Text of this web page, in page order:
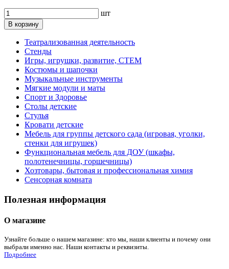
шт
В корзину
Театрализованная деятельность
Стенды
Игры, игрушки, развитие, СТЕМ
Костюмы и шапочки
Музыкальные инструменты
Мягкие модули и маты
Спорт и Здоровье
Столы детские
Стулья
Кровати детские
Мебель для группы детского сада (игровая, уголки,
стенки для игрушек)
Функциональная мебель для ДОУ (шкафы,
полотенечницы, горшечницы)
Хозтовары, бытовая и профессиональная химия
Сенсорная комната
Полезная информация
О магазине
Узнайте больше о нашем магазине: кто мы, наши клиенты и почему они
выбрали именно нас. Наши контакты и реквизиты.
Подробнее